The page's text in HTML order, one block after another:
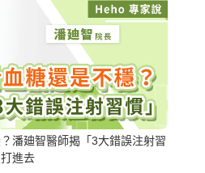
潘廸智醫師揭「3大錯誤注射習
進去